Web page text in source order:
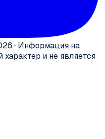
· Информация на
характер и не является